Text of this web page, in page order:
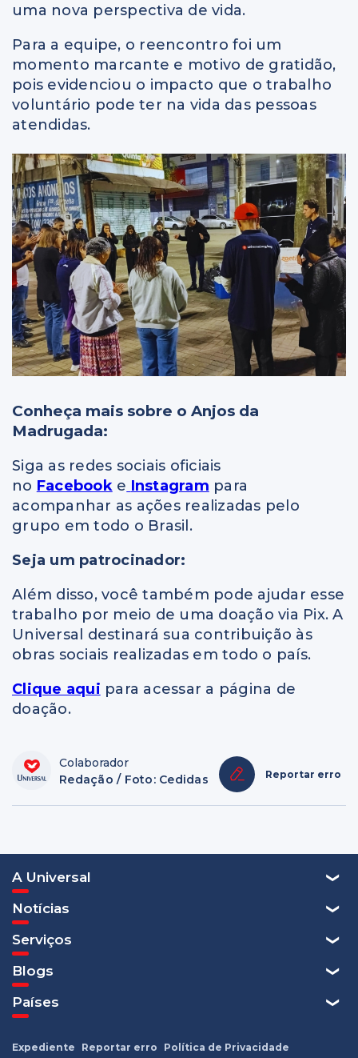
uma nova perspectiva de vida.
Para a equipe, o reencontro foi um
momento marcante e motivo de gratidão,
pois evidenciou o impacto que o trabalho
voluntário pode ter na vida das pessoas
atendidas.
Conheça mais sobre o Anjos da
Madrugada:
Siga as redes sociais oficiais
no Facebooke Instagram para
acompanhar as ações realizadas pelo
grupo em todo o Brasil.
Seja um patrocinador:
Além disso, você também pode ajudar esse
trabalho por meio de uma doação via Pix. A
Universal destinará sua contribuição às
obras sociais realizadas em todo o país.
Clique aqui para acessar a página de
doação.
Colaborador
Redação / Foto: Cedidas
Reportar erro
A Universal
Notícias
Serviços
Blogs
Países
Expediente Reportar erro Política de Privacidade